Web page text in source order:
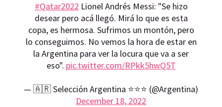
#Qatar2022 Lionel Andrés Messi: "Se hizo
desear pero acá llegó. Mirá lo que es esta
copa, es hermosa. Sufrimos un montón, pero
lo conseguimos. No vemos la hora de estar en
la Argentina para ver la locura que va a ser
eso". pic.twitter.com/RPkk5hwQ5T
— 🇦🇷 Selección Argentina ⭐⭐⭐ (@Argentina)
December 18, 2022